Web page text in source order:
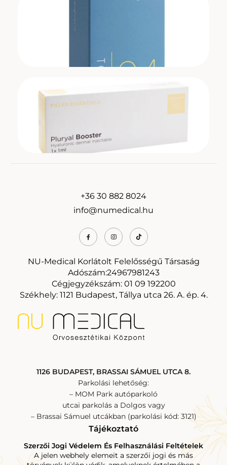
1126 BUDAPEST, BRASSAI SÁMUEL UTCA 8.
Parkolási lehetőség:
– MOM Park autóparkoló
utcai parkolás a Dolgos vagy
– Brassai Sámuel utcákban (parkolási kód: 3121)
+36 30 882 8024
info@numedical.hu
NU-Medical Korlátolt Felelősségű Társaság
Adószám:24967981243
Cégjegyzékszám: 01 09 192200
Székhely: 1121 Budapest, Tállya utca 26. A. ép. 4.
Tájékoztató
Szerzői Jogi Védelem És Felhasználási Feltételek
A jelen webhely elemeit a szerzői jogi és más